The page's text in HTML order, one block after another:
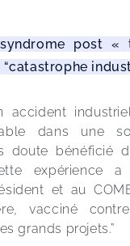
post «
“catastrophe
accident
dans une
doute bénéficié
expérience
et au
vacciné
grands projets.”